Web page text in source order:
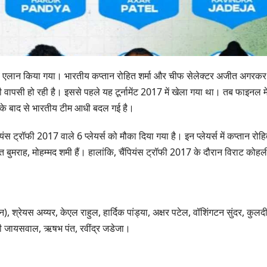
किया गया। भारतीय कप्‍तान रोहित शर्मा और चीफ सेलेक्‍टर अजीत
हो रही है। इससे पहले यह टूर्नामेंट 2017 में खेला गया था। तब फाइनल
बाद से भारतीय टीम आधी बदल गई है।
2017 वाले 6 प्‍लेयर्स को मौका दिया गया है। इन प्‍लेयर्स में कप्‍तान
बुमराह, मोहम्मद शमी हैं। हालांकि, चैंपियंस ट्रॉफी 2017 के दौरान विराट
श्रेयस अय्यर, केएल राहुल, हार्दिक पांड्या, अक्षर पटेल, वॉशिंगटन सुंदर,
जायसवाल, ऋषभ पंत, रवींद्र जडेजा।
उत्तराखण्ड